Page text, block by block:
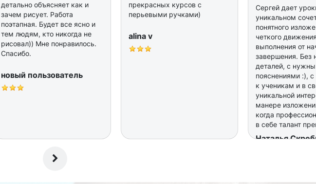
детально объясняет как и
зачем рисует. Работа
поэтапная. Будет все ясно и
тем людям, кто никогда не
рисовал)) Мне понравилось.
Спасибо.
новый пользователь
прекрасных курсов с
перьевыми ручками)
alina v
Сергей дает
уникальном
понятного
четкого
выполнения от
завершения. Без
деталей, с
пояснениями :),
к ученикам и в
уникальной
манере
когда
в себе талант
а Сергею это
Наталья